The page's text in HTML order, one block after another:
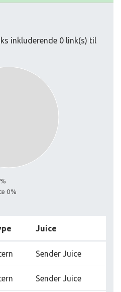
inkluderende 0 link(s) til
0%
Juice
Sender Juice
Sender Juice